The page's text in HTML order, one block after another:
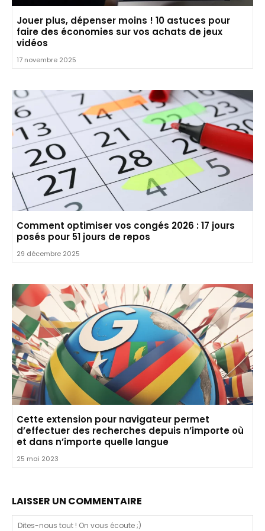
Jouer plus, dépenser moins ! 10 astuces pour
faire des économies sur vos achats de jeux
vidéos
17 novembre 2025
Comment optimiser vos congés 2026 : 17 jours
posés pour 51 jours de repos
29 décembre 2025
Cette extension pour navigateur permet
d’effectuer des recherches depuis n’importe où
et dans n’importe quelle langue
25 mai 2023
LAISSER UN COMMENTAIRE